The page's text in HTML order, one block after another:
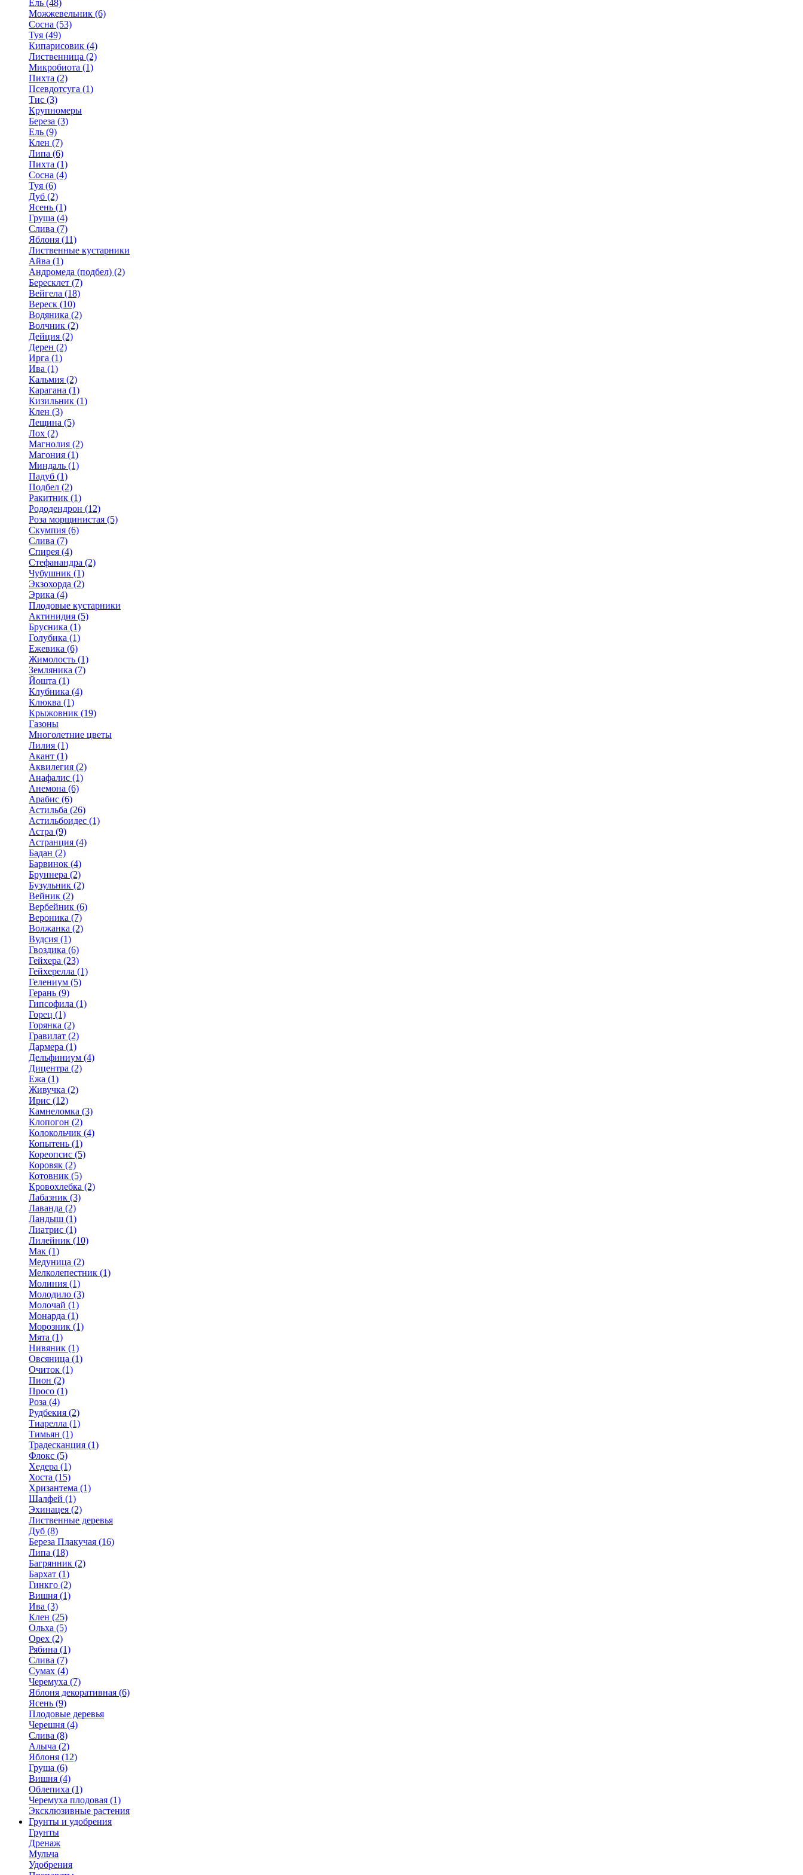
Ель (48)
Можжевельник (6)
Сосна (53)
Туя (49)
Кипарисовик (4)
Лиственница (2)
Микробиота (1)
Пихта (2)
Псевдотсуга (1)
Тис (3)
Крупномеры
Береза (3)
Ель (9)
Клен (7)
Липа (6)
Пихта (1)
Сосна (4)
Туя (6)
Дуб (2)
Ясень (1)
Груша (4)
Слива (7)
Яблоня (11)
Лиственные кустарники
Айва (1)
Андромеда (подбел) (2)
Бересклет (7)
Вейгела (18)
Вереск (10)
Водяника (2)
Волчник (2)
Дейция (2)
Дерен (2)
Ирга (1)
Ива (1)
Кальмия (2)
Карагана (1)
Кизильник (1)
Клен (3)
Лещина (5)
Лох (2)
Магнолия (2)
Магония (1)
Миндаль (1)
Падуб (1)
Подбел (2)
Ракитник (1)
Рододендрон (12)
Роза морщинистая (5)
Скумпия (6)
Слива (7)
Спирея (4)
Стефанандра (2)
Чубушник (1)
Экзохорда (2)
Эрика (4)
Плодовые кустарники
Актинидия (5)
Брусника (1)
Голубика (1)
Ежевика (6)
Жимолость (1)
Земляника (7)
Йошта (1)
Клубника (4)
Клюква (1)
Крыжовник (19)
Газоны
Многолетние цветы
Лилия (1)
Акант (1)
Аквилегия (2)
Анафалис (1)
Анемона (6)
Арабис (6)
Астильба (26)
Астильбоидес (1)
Астра (9)
Астранция (4)
Бадан (2)
Барвинок (4)
Бруннера (2)
Бузульник (2)
Вейник (2)
Вербейник (6)
Вероника (7)
Волжанка (2)
Вудсия (1)
Гвоздика (6)
Гейхера (23)
Гейхерелла (1)
Гелениум (5)
Герань (9)
Гипсофила (1)
Горец (1)
Горянка (2)
Гравилат (2)
Дармера (1)
Дельфиниум (4)
Дицентра (2)
Ежа (1)
Живучка (2)
Ирис (12)
Камнеломка (3)
Клопогон (2)
Колокольчик (4)
Копытень (1)
Кореопсис (5)
Коровяк (2)
Котовник (5)
Кровохлебка (2)
Лабазник (3)
Лаванда (2)
Ландыш (1)
Лиатрис (1)
Лилейник (10)
Мак (1)
Медуница (2)
Мелколепестник (1)
Молиния (1)
Молодило (3)
Молочай (1)
Монарда (1)
Морозник (1)
Мята (1)
Нивяник (1)
Овсяница (1)
Очиток (1)
Пион (2)
Просо (1)
Роза (4)
Рудбекия (2)
Тиарелла (1)
Тимьян (1)
Традесканция (1)
Флокс (5)
Хедера (1)
Хоста (15)
Хризантема (1)
Шалфей (1)
Эхинацея (2)
Лиственные деревья
Дуб (8)
Береза Плакучая (16)
Липа (18)
Багрянник (2)
Бархат (1)
Гинкго (2)
Вишня (1)
Ива (3)
Клен (25)
Ольха (5)
Орех (2)
Рябина (1)
Слива (7)
Сумах (4)
Черемуха (7)
Яблоня декоративная (6)
Ясень (9)
Плодовые деревья
Черешня (4)
Слива (8)
Алыча (2)
Яблоня (12)
Груша (6)
Вишня (4)
Облепиха (1)
Черемуха плодовая (1)
Эксклюзивные растения
Грунты и удобрения
Грунты
Дренаж
Мульча
Удобрения